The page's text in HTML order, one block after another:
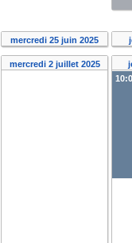
mercredi 25 juin 2025
mercredi 2 juillet 2025